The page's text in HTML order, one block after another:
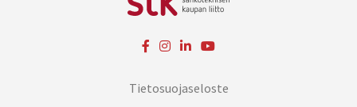
Tietosuojaseloste